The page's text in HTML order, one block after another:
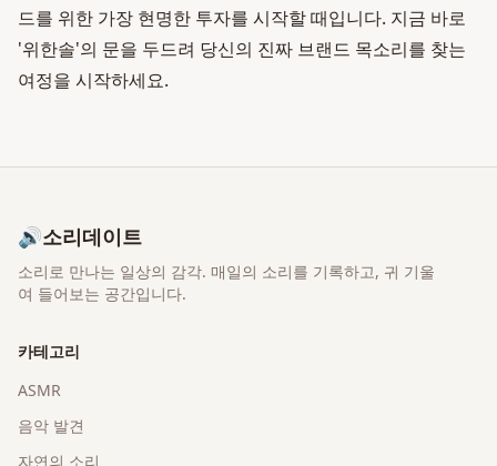
드를 위한 가장 현명한 투자를 시작할 때입니다. 지금 바로
'위한솔'의 문을 두드려 당신의 진짜 브랜드 목소리를 찾는
여정을 시작하세요.
🔊소리데이트
소리로 만나는 일상의 감각. 매일의 소리를 기록하고, 귀 기울
여 들어보는 공간입니다.
카테고리
ASMR
음악 발견
자연의 소리